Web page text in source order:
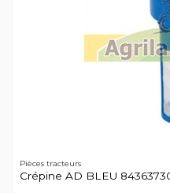
Pièces tracteurs
Crépine AD BLEU